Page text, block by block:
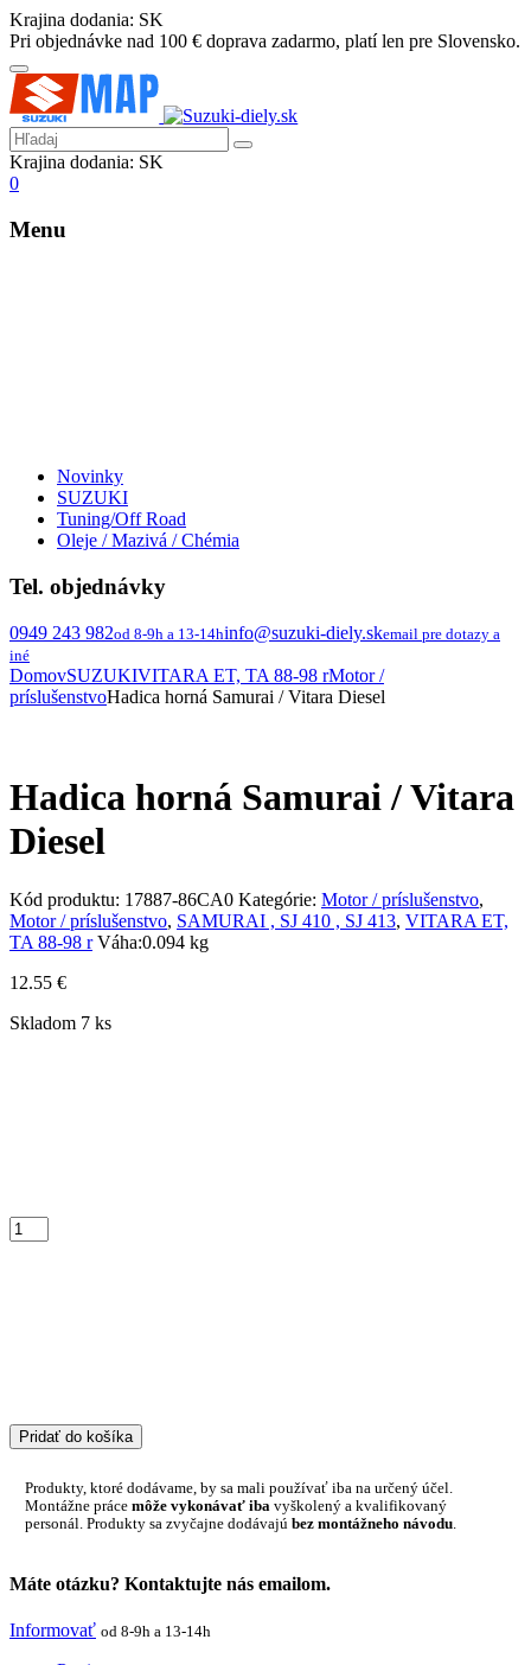
Krajina dodania: SK
Pri objednávke nad 100 € doprava zadarmo, platí len pre Slovensko.
Krajina dodania: SK
0
Menu
Novinky
SUZUKI
Tuning/Off Road
Oleje / Mazivá / Chémia
Tel. objednávky
0949 243 982od 8-9h a 13-14hinfo@suzuki-diely.skemail pre dotazy a
iné
DomovSUZUKIVITARA ET, TA 88-98 rMotor /
príslušenstvoHadica horná Samurai / Vitara Diesel
Hadica horná Samurai / Vitara
Diesel
Kód produktu: 17887-86CA0 Kategórie: Motor / príslušenstvo,
Motor / príslušenstvo, SAMURAI , SJ 410 , SJ 413, VITARA ET,
TA 88-98 r Váha:0.094 kg
12.55 €
Skladom 7 ks
Pridať do košíka
Produkty, ktoré dodávame, by sa mali používať iba na určený účel.
Montážne práce môže vykonávať iba vyškolený a kvalifikovaný
personál. Produkty sa zvyčajne dodávajú bez montážneho návodu
Máte otázku? Kontaktujte nás emailom.
Informovať od 8-9h a 13-14h